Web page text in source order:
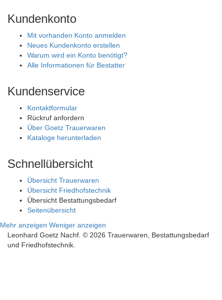
Kundenkonto
Mit vorhanden Konto anmelden
Neues Kundenkonto erstellen
Warum wird ein Konto benötigt?
Alle Informationen für Bestatter
Kundenservice
Kontaktformular
Rückruf anfordern
Über Goetz Trauerwaren
Kataloge herunterladen
Schnellübersicht
Übersicht Trauerwaren
Übersicht Friedhofstechnik
Übersicht Bestattungsbedarf
Seitenübersicht
Mehr anzeigen Weniger anzeigen
Leonhard Goetz Nachf. © 2026 Trauerwaren, Bestattungsbedarf
und Friedhofstechnik.